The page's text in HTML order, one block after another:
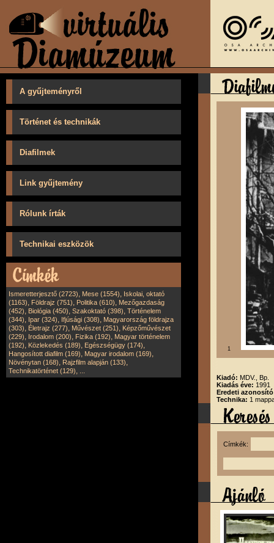
A gyűjteményről
Történet és technikák
Diafilmek
Link gyűjtemény
Rólunk írták
Technikai eszközök
Ismeretterjesztő (2723), Mese (1554), Iskolai, oktató
(1163), Földrajz (751), Politika (610), Mezőgazdaság
(452), Biológia (450), Szakoktató (398), Történelem
(344), Ipar (324), Ifjúsági (308), Magyarország földrajza
(303), Életrajz (277), Művészet (251), Képzőművészet
(229), Irodalom (200), Fizika (192), Magyar történelem
(192), Közlekedés (189), Egészségügy (174),
Hangosított diafilm (169), Magyar irodalom (169),
Növénytan (168), Rajzfilm alapján (133),
Technikatörténet (129),
1
Kiadó: MDV., Bp.
Kiadás éve: 1991
Eredeti
Technika: 1
Címkék: